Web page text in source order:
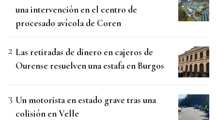
una intervención en el centro de
procesado avícola de Coren
Las retiradas de dinero en cajeros de
Ourense resuelven una estafa en Burgos
Un motorista en estado grave tras una
colisión en Velle